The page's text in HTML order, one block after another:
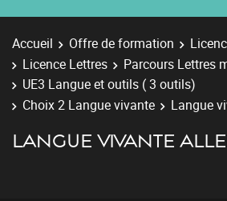
Accueil Offre de formation
Licence Lettres
Parcours Lettres
UE3 Langue et outils ( 3 outils)
Choix 2 Langue vivante
Langue
LANGUE VIVANTE